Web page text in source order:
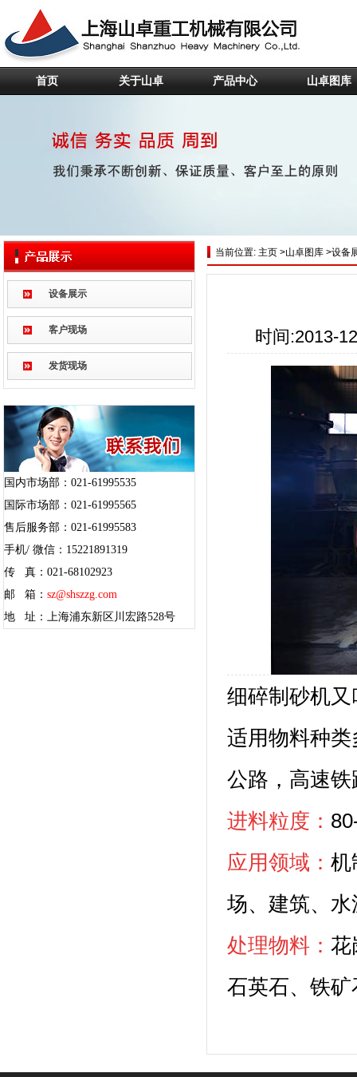
首页 关于山卓 产品中心 山卓图库
设备展示
客户现场
发货现场
国内市场部：021-61995535
国际市场部：021-61995565
售后服务部：021-61995583
手机/ 微信：15221891319
传 真：021-68102923
邮 箱： sz@shszzg.com
地 址：上海浦东新区川宏路528号
当前位置: 主页 >山卓图库 >设备
时间:2013-
细碎制砂机
适用物料种
公路，高速
进料粒度：
应用领域： 机
场、建筑、
处理物料： 花
石英石、铁